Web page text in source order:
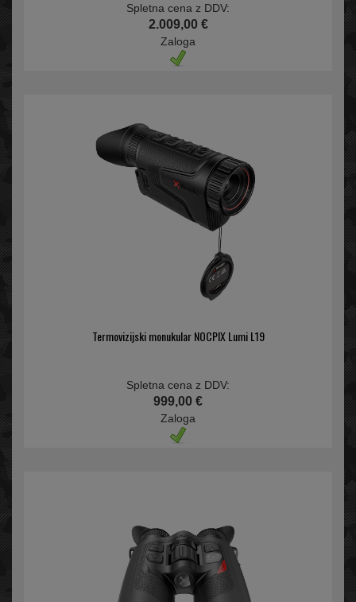
Spletna cena z DDV:
2.009,00 €
Zaloga
Termovizijski monukular NOCPIX Lumi L19
Spletna cena z DDV:
999,00 €
Zaloga